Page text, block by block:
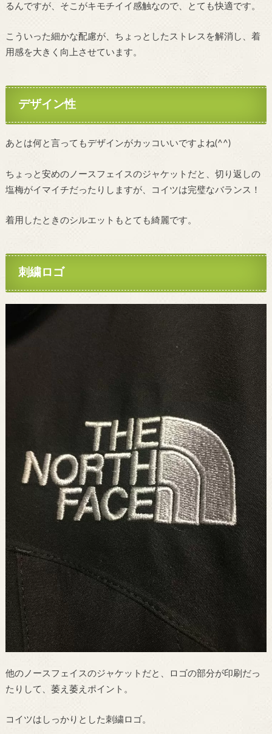
るんですが、そこがキモチイイ感触なので、とても快適です。
こういった細かな配慮が、ちょっとしたストレスを解消し、着
用感を大きく向上させています。
デザイン性
あとは何と言ってもデザインがカッコいいですよね(^^)
ちょっと安めのノースフェイスのジャケットだと、切り返しの
塩梅がイマイチだったりしますが、コイツは完璧なバランス！
着用したときのシルエットもとても綺麗です。
刺繍ロゴ
他のノースフェイスのジャケットだと、ロゴの部分が印刷だっ
たりして、萎え萎えポイント。
コイツはしっかりとした刺繍ロゴ。